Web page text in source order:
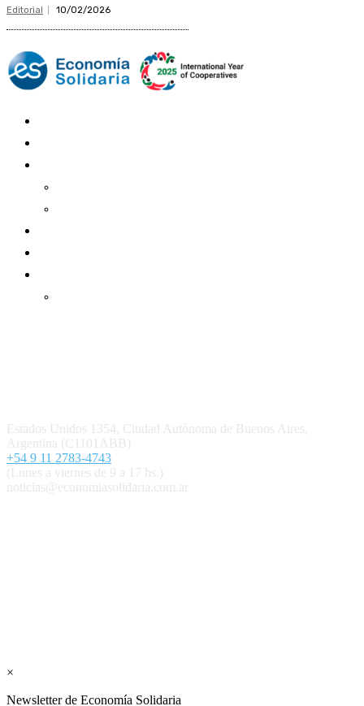
Editorial 10/02/2026
Estados Unidos 1354, Ciudad Autónoma de Buenos Aires,
Argentina (C1101ABB)
+54 9 11 2783-4743
(Lunes a viernes de 9 a 17 hs.)
noticias@economiasolidaria.com.ar
×
Newsletter de Economía Solidaria